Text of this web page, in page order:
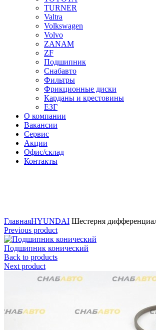
TURNER
Valtra
Volkswagen
Volvo
ZANAM
ZF
Подшипник
Снабавто
Фильтры
Фрикционные диски
Карданы и крестовины
ЕЗГ
О компании
Вакансии
Сервис
Акции
Офис/склад
Контакты
ГлавнаяHYUNDAI Шестерня
Previous product
Подшипник конический
Back to products
Next product